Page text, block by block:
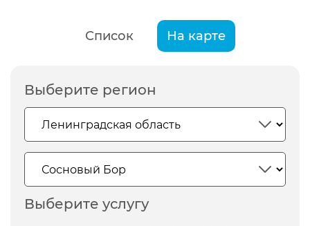
Список На карте
Выберите регион
Выберите услугу